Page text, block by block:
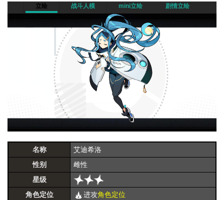
立绘 战斗人模 mini立绘 剧情立绘
名称
艾迪希洛
性别
雌性
星级
角色定位
进攻角色定位